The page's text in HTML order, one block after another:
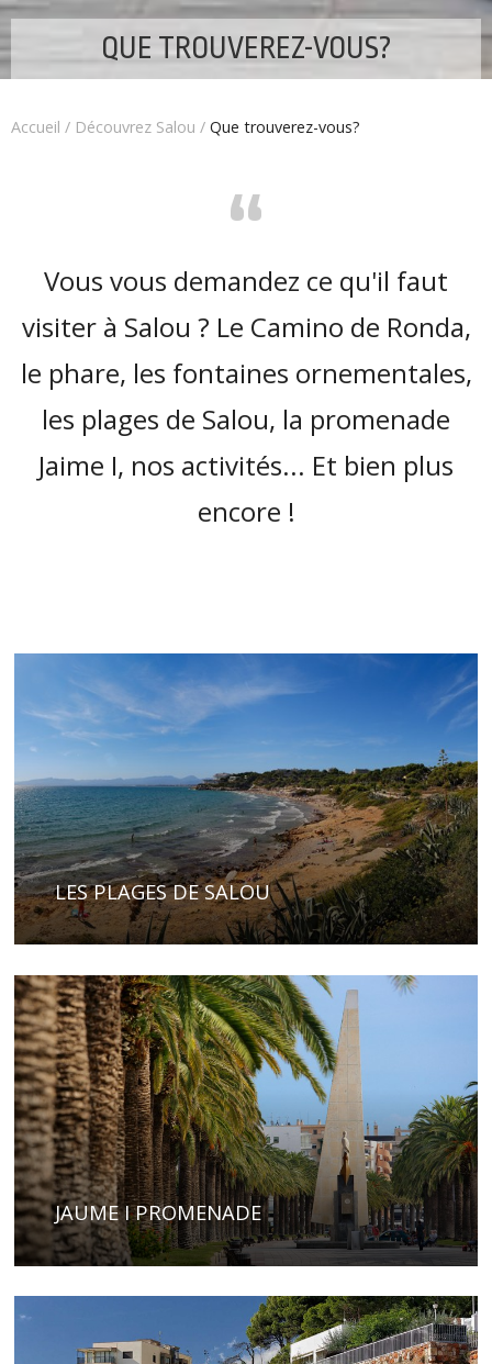
QUE TROUVEREZ-VOUS?
Accueil / Découvrez Salou / Que trouverez-vous?
“
Vous vous demandez ce qu'il faut
visiter à Salou ? Le Camino de Ronda,
le phare, les fontaines ornementales,
les plages de Salou, la promenade
Jaime I, nos activités... Et bien plus
encore !
LES PLAGES DE SALOU
JAUME I PROMENADE